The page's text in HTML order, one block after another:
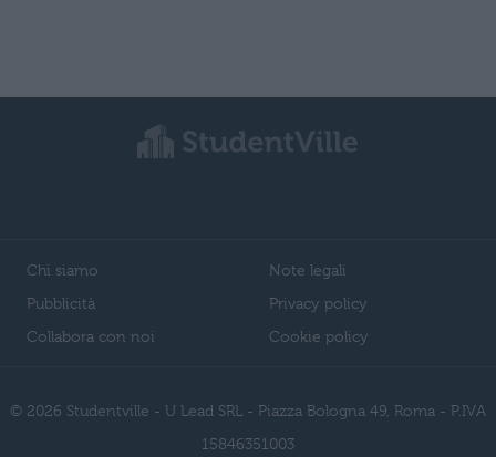
Chi siamo
Pubblicità
Collabora con noi
Note legali
Privacy policy
Cookie policy
© 2026 Studentville - U Lead SRL - Piazza Bologna 49, Roma - P.IVA
15846351003